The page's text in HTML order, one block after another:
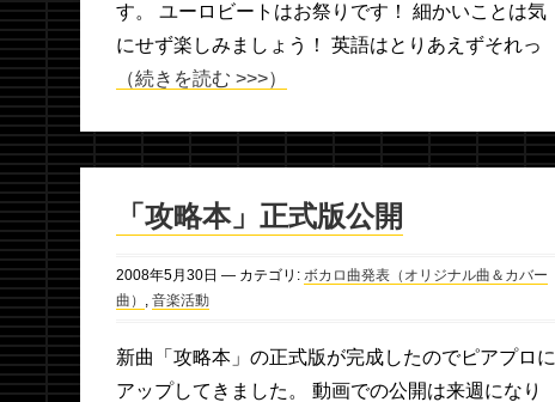
す。 ユーロビートはお祭りです！ 細かいことは気
にせず楽しみましょう！ 英語はとりあえずそれっ
（続きを読む >>>）
「攻略本」正式版公開
2008年5月 30日 — カテゴリ: ボカロ曲発表（オリジナル曲＆カバー
曲） , 音楽活動
新曲「攻略本」の正式版が完成したのでピアプロに
アップしてきました。 動画での公開は来週になり